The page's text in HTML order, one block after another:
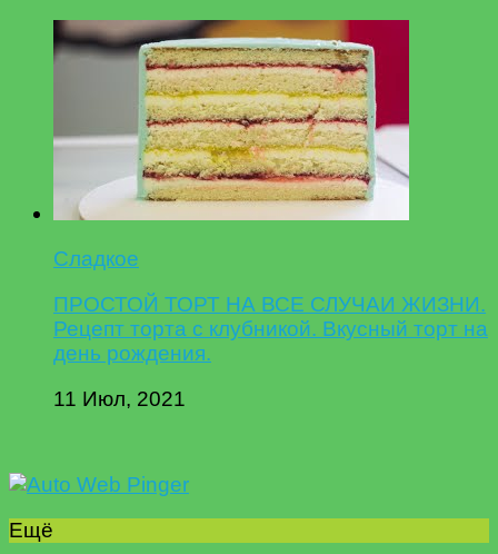
Сладкое
ПРОСТОЙ ТОРТ НА ВСЕ СЛУЧАИ ЖИЗНИ.
Рецепт торта с клубникой. Вкусный торт на
день рождения.
11 Июл, 2021
Ещё